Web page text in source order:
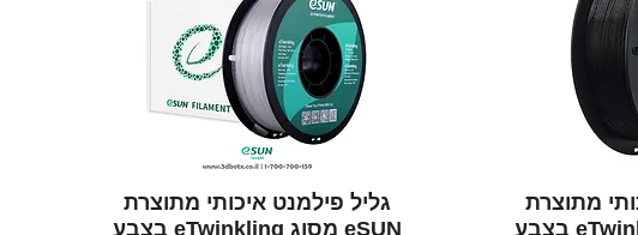
מתוצרת
eSUN מסוג eTwinkling בצבע
תצוגה מהירה
גליל פילמנט איכותי מתוצרת
eSUN מסוג eTwinkling בצבע